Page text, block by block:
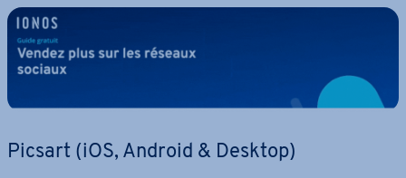
Picsart (iOS, Android & Desktop)